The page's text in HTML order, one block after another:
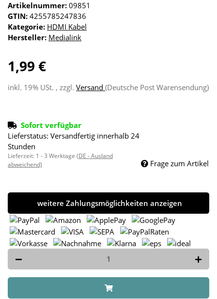
Artikelnummer: 09851
GTIN: 4255785247836
Kategorie: HDMI Kabel
Hersteller: Medialink
1,99 €
inkl. 19% USt. , zzgl. Versand (Deutsche Post Warensendung)
Sofort verfügbar
Lieferstatus: Versandfertig innerhalb 24
Stunden
Lieferzeit: 1 - 3 Werktage (DE - Ausland
abweichend)
Frage zum Artikel
weitere Zahlungsmöglichkeiten anzeigen